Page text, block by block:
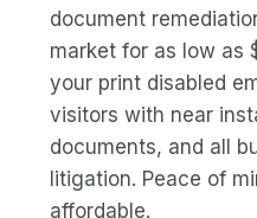
document
market for as low as
your print disabled
visitors with near
documents, and all
litigation. Peace of
affordable.